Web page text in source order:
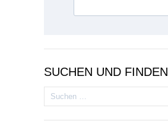
SUCHEN UND FINDEN
Suchen
nach: